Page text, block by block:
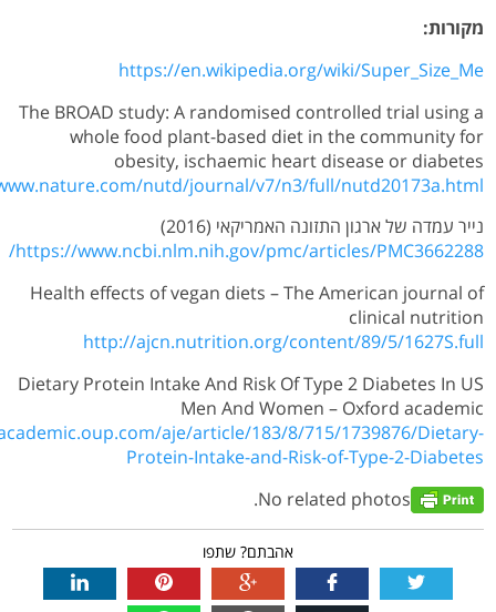
מקורות:
https://en.wikipedia.org/wiki/Super_Size_Me
The BROAD study: A randomised controlled trial using a
whole food plant-based diet in the community for
obesity, ischaemic heart disease or diabetes
nutd/journal/v7/n3/full/nutd20173a.html
נייר עמדה של ארגון התזונה האמריקאי (2016)
https://www.ncbi.nlm.nih.gov/pmc/articles/PMC3662288/
Health effects of vegan diets – The American journal of
clinical nutrition
http://ajcn.nutrition.org/content/89/5/1627S.full
Dietary Protein Intake And Risk Of Type 2 Diabetes In US
Men And Women – Oxford academic
aje/article/183/8/715/1739876/Dietary-
Protein-Intake-and-Risk-of-Type-2-Diabetes
No related photos.
אהבתם? שתפו